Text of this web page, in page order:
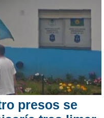
presos se